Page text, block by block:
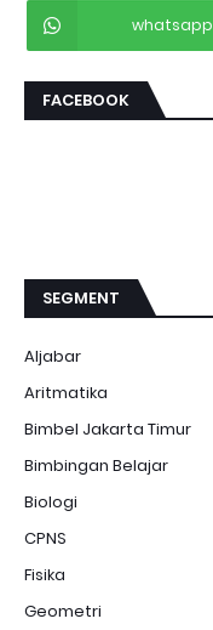
whatsapp
FACEBOOK
SEGMENT
Aljabar
Aritmatika
Bimbel Jakarta Timur
Bimbingan Belajar
Biologi
CPNS
Fisika
Geometri